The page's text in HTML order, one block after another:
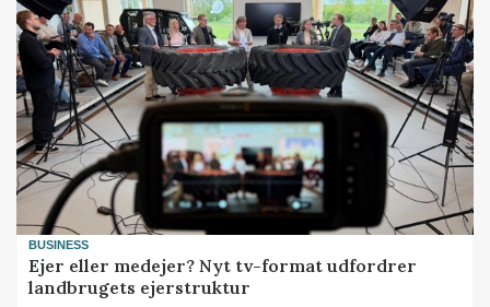
BUSINESS
Ejer eller medejer? Nyt tv-format udfordrer
landbrugets ejerstruktur